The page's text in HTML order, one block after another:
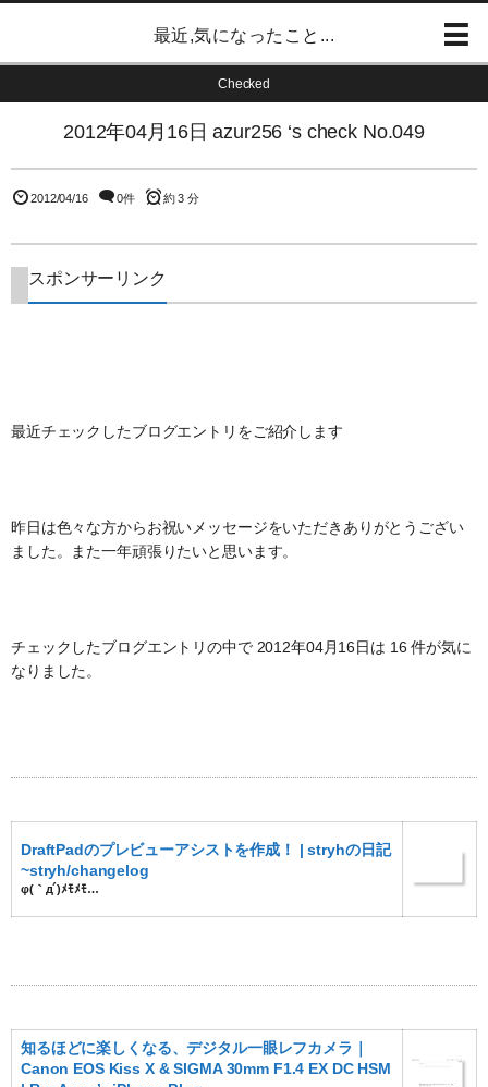
最近,気になったこと...
Checked
2012年04月16日 azur256 ‘s check No.049
2012/04/16 0件 約 3 分
スポンサーリンク
最近チェックしたブログエントリをご紹介します
昨日は色々な方からお祝いメッセージをいただきありがとうござい
ました。また一年頑張りたいと思います。
チェックしたブログエントリの中で 2012年04月16日は 16 件が気に
なりました。
DraftPadのプレビューアシストを作成！ | stryhの日記
~stryh/changelog
φ(｀д´)ﾒﾓﾒﾓ…
知るほどに楽しくなる、デジタル一眼レフカメラ｜
Canon EOS Kiss X & SIGMA 30mm F1.4 EX DC HSM